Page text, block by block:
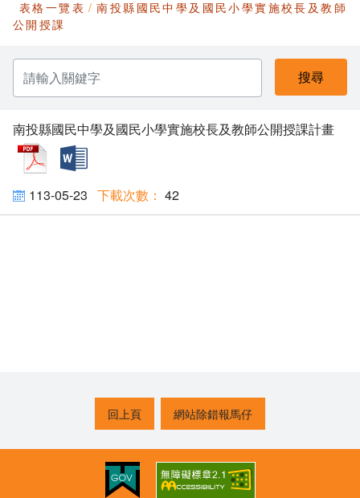
表格一覽表
南投縣國民中學及國民小學實施校長及教師
公開授課
請
輸
入
關
字
南投縣國民中學及國民小學實施校長及教師公開授課計畫
pdf
113-05-23 42
回上頁 網站除錯報馬仔